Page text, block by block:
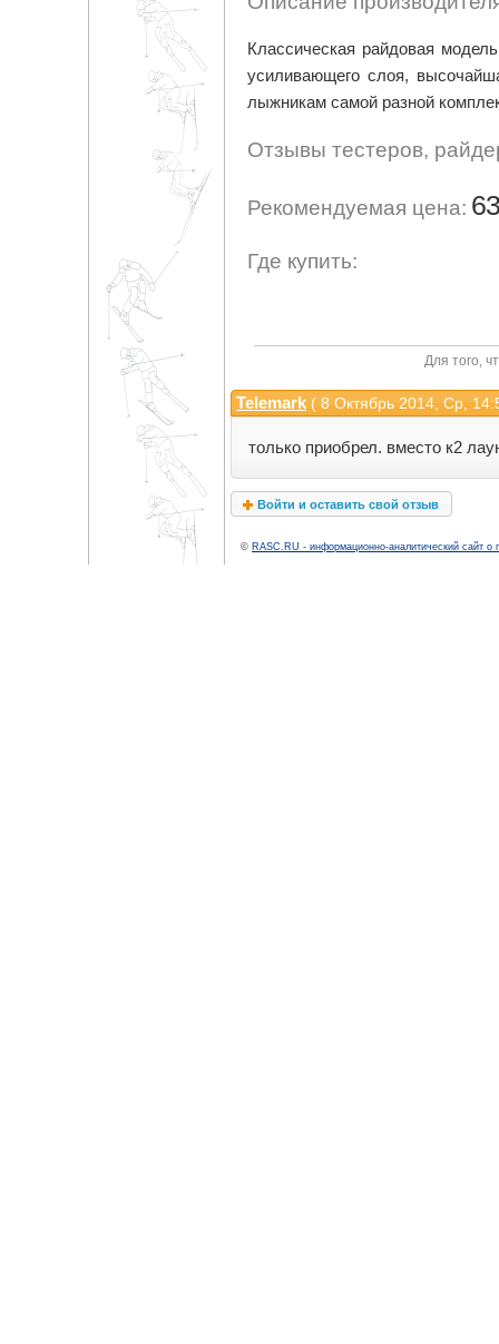
Классическая райдовая
усиливающего слоя,
лыжникам самой разной
Отзывы тестеров,
Рекомендуемая цена:
Где купить:
Для того,
Telemark ( 8 Октябрь 2014, Ср,
только приобрел. вместо к2
Войти и оставить свой отзыв
© RASC.RU - информационно-аналитический сайт о